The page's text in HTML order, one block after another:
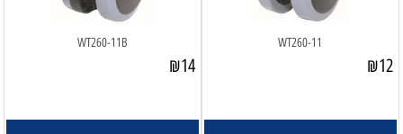
WT260-11
₪12
WT260-11B
₪14